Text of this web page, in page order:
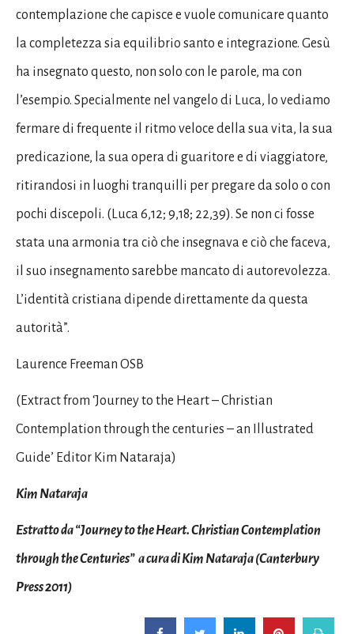
contemplazione che capisce e vuole comunicare quanto
la completezza sia equilibrio santo e integrazione. Gesù
ha insegnato questo, non solo con le parole, ma con
l’esempio. Specialmente nel vangelo di Luca, lo vediamo
fermare di frequente il ritmo veloce della sua vita, la sua
predicazione, la sua opera di guaritore e di viaggiatore,
ritirandosi in luoghi tranquilli per pregare da solo o con
pochi discepoli. (Luca 6,12; 9,18; 22,39). Se non ci fosse
stata una armonia tra ciò che insegnava e ciò che faceva,
il suo insegnamento sarebbe mancato di autorevolezza.
L’identità cristiana dipende direttamente da questa
autorità”.
Laurence Freeman OSB
(Extract from ‘Journey to the Heart – Christian
Contemplation through the centuries – an Illustrated
Guide’ Editor Kim Nataraja)
Kim Nataraja
Estratto da “Journey to the Heart. Christian Contemplation
through the Centuries” a cura di Kim Nataraja (Canterbury
Press 2011)